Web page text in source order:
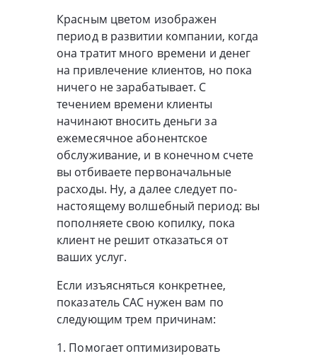
Красным цветом изображен
период в развитии компании, когда
она тратит много времени и денег
на привлечение клиентов, но пока
ничего не зарабатывает. С
течением времени клиенты
начинают вносить деньги за
ежемесячное абонентское
обслуживание, и в конечном счете
вы отбиваете первоначальные
расходы. Ну, а далее следует по-
настоящему волшебный период: вы
пополняете свою копилку, пока
клиент не решит отказаться от
ваших услуг.
Если изъясняться конкретнее,
показатель CAC нужен вам по
следующим трем причинам:
1. Помогает оптимизировать